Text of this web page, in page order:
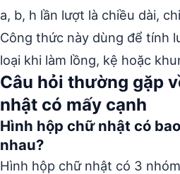
a, b, h lần lượt là chiều dài,
Công thức này dùng để tính
loại khi làm lồng, kệ hoặc
Câu hỏi thường gặp
nhật có mấy cạnh
Hình hộp chữ nhật có
nhau?
Hình hộp chữ nhật có 3